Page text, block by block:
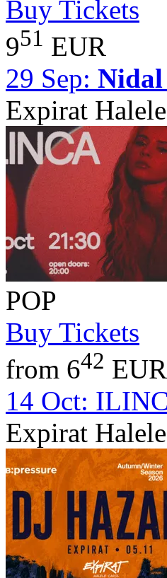
Buy Tickets
951 EUR
29 Sep: Nidal
Expirat
POP
Buy Tickets
from 642 EUR
14 Oct:
Expirat